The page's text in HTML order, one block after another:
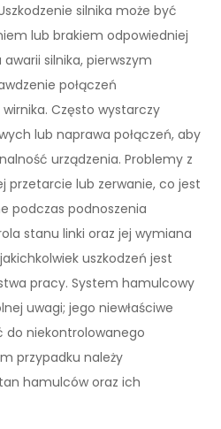
silnika może być
lub brakiem odpowiedniej
silnika, pierwszym
połączeń
Często wystarczy
lub naprawa połączeń, aby
urządzenia. Problemy z
przetarcie lub zerwanie, co jest
podczas podnoszenia
stanu linki oraz jej wymiana
uszkodzeń jest
pracy. System hamulcowy
uwagi; jego niewłaściwe
do niekontrolowanego
przypadku należy
hamulców oraz ich